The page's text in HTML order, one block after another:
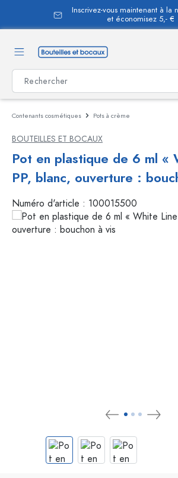
principal
Inscrivez-vous maintenant à la
et économisez 5,- €
Contenants cosmétiques Pots à crème
BOUTEILLES ET BOCAUX
Pot en plastique de 6 ml «
PP, blanc, ouverture :
Numéro d'article : 100015500